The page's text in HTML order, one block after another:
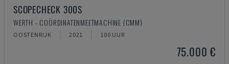
SCOPECHECK 300S
WERTH - COÖRDINATENMEETMACHINE (CMM)
OOSTENRIJK 2021 100 UUR
75.000 €